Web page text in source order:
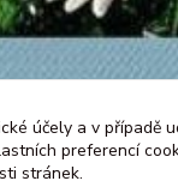
účely a v případě
preferencí
stránek.